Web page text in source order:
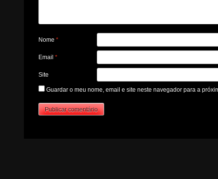
Nome*
Email*
Site
Guardar o meu nome, email e site neste navegador para a